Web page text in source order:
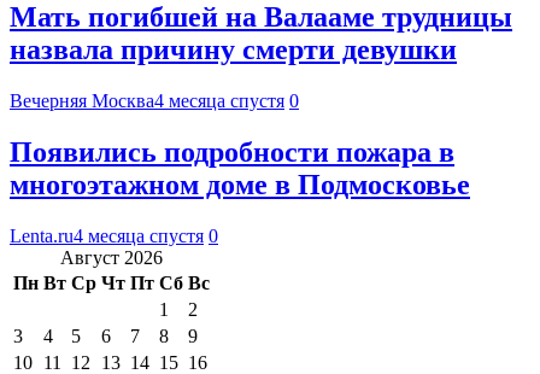
Мать погибшей на Валааме трудницы
назвала причину смерти девушки
Вечерняя Москва4 месяца спустя 0
Появились подробности пожара в
многоэтажном доме в Подмосковье
Lenta.ru4 месяца спустя 0
Август 2026
Пн Вт Ср Чт Пт Сб Вс
1
2
3
4 5 6 7 8
9
10 11 12 13 14 15 16